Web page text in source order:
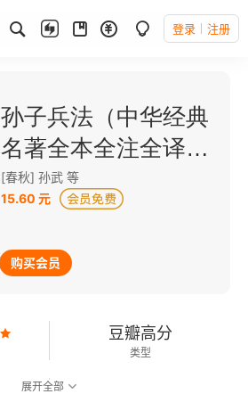
登录 注册
孙子兵法（中华经典
名著全本全注全译丛
书）
[春秋] 孙武 等
15.60 元
购买会员
豆瓣高分
类型
展开全部